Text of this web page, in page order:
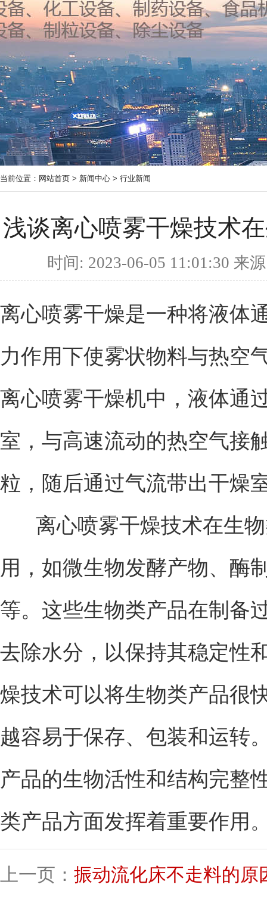
当前位置： 网站首页 > 新闻中心 > 行业新闻
浅谈离心喷雾干燥技术
时间: 2023-06-05 11:01:30 来
离心喷雾干燥是一种将液体
力作用下使雾状物料与热空
离心喷雾干燥机中，液体通
室，与高速流动的热空气接
粒，随后通过气流带出干燥
离心喷雾干燥技术在生物
用，如微生物发酵产物、酶
等。这些生物类产品在制备
去除水分，以保持其稳定性
燥技术可以将生物类产品很
越容易于保存、包装和运转
产品的生物活性和结构完整
类产品方面发挥着重要作用
上一页： 振动流化床不走料的原